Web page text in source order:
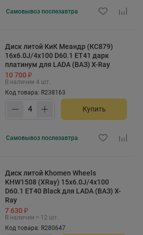
Самовывоз послезавтра
Диск литой КиК Меандр (КС879)
16x6.0J/4x100 D60.1 ET41 дарк
платинум для LADA (ВАЗ) X-Ray
10 700 ₽
В наличии 4 шт.
Код товара: R238163
Купить
Самовывоз послезавтра
Диск литой Khomen Wheels
KHW1508 (XRay) 15x6.0J/4x100
D60.1 ET40 Black для LADA (ВАЗ) X-
Ray
7 630 ₽
В наличии > 12 шт.
Код товара: R280647